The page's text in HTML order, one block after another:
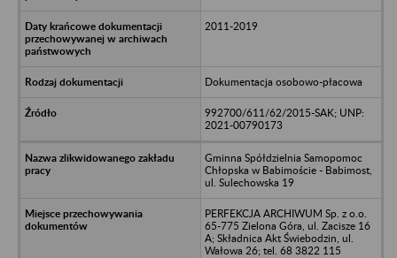
2011-2019
Dokumentacja osobowo-płacowa
992700/611/62/2015-SAK; UNP:
2021-00790173
Gminna Spółdzielnia Samopomoc
Chłopska w Babimoście - Babimost,
ul. Sulechowska 19
PERFEKCJA ARCHIWUM Sp. z o.o.
65-775 Zielona Góra, ul. Zacisze 16
A; Składnica Akt Świebodzin, ul.
Wałowa 26; tel. 68 3822 115